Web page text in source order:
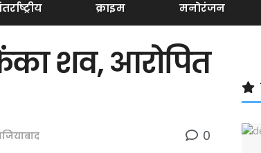
क्राइम मनोरंजन
शव, आरोपित
0